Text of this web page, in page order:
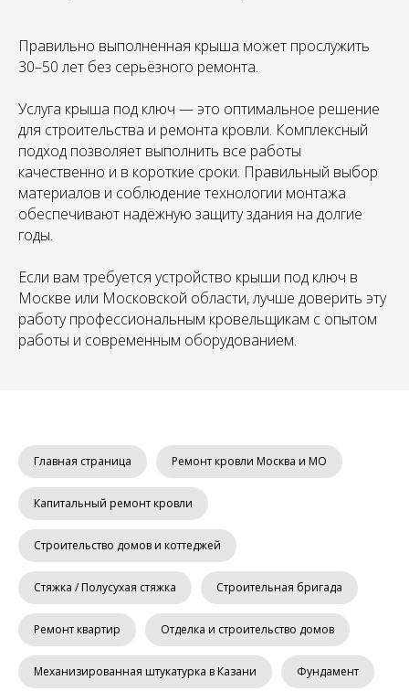
Правильно выполненная крыша может прослужить
30–50 лет без серьёзного ремонта.
Услуга крыша под ключ — это оптимальное решение
для строительства и ремонта кровли. Комплексный
подход позволяет выполнить все работы
качественно и в короткие сроки. Правильный выбор
материалов и соблюдение технологии монтажа
обеспечивают надёжную защиту здания на долгие
годы.
Если вам требуется устройство крыши под ключ в
Москве или Московской области, лучше доверить эту
работу профессиональным кровельщикам с опытом
работы и современным оборудованием.
Главная страница Ремонт кровли Москва и МО
Капитальный ремонт кровли
Строительство домов и коттеджей
Стяжка / Полусухая стяжка Строительная бригада
Ремонт квартир Отделка и строительство домов
Механизированная штукатурка в Казани Фундамент